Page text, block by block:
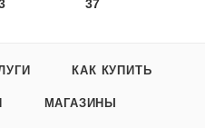
37
КАК КУПИТЬ
МАГАЗИНЫ